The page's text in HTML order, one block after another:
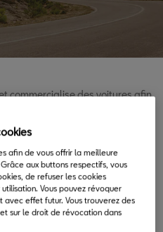
commercialise des voitures afin
ses produits et à garantir
ainsi que celle de ses centres
Elle s’engage
des ressources naturelles
afin de vous offrir la meilleure
aux buttons respectifs, vous
de refuser les cookies
Vous pouvez révoquer
effet futur. Vous trouverez des
sur le droit de révocation dans